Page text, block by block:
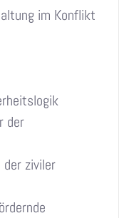
im Konflikt
der
ziviler